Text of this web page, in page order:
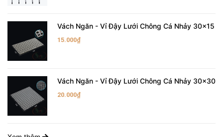
Vách Ngăn - Vỉ Đậy Lưới Chông Cá Nhảy 30x15
15.000₫
Vách Ngăn - Vỉ Đậy Lưới Chông Cá Nhảy 30x30
20.000₫